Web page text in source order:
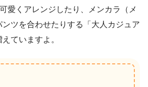
愛くアレンジしたり、メンカラ（メ
ツを合わせたりする「大人カジュア
ていますよ。